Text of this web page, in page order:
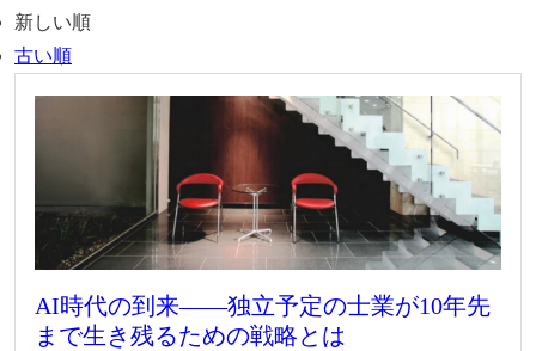
新しい順
古い順
AI時代の到来――独立予定の士業が10年先
まで生き残るための戦略とは